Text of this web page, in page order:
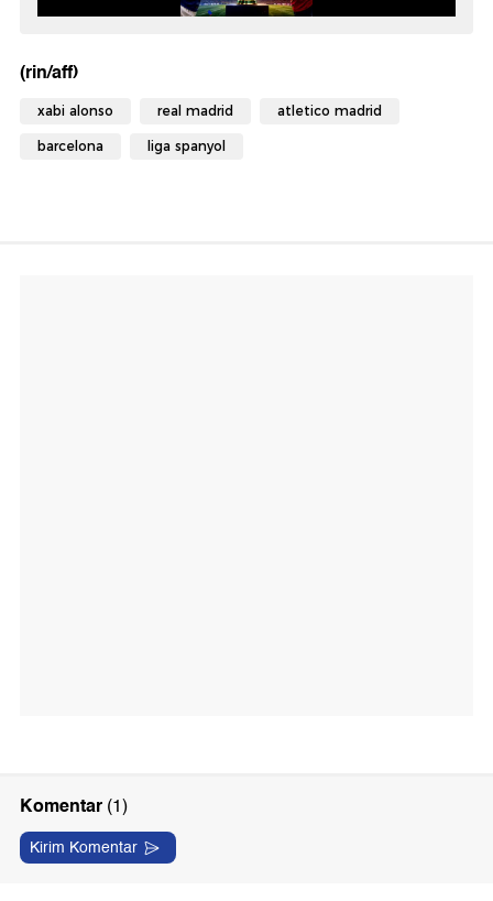
(rin/aff)
xabi alonso real madrid atletico madrid
barcelona liga spanyol